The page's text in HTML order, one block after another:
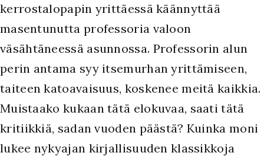
kerrostalopapin yrittäessä käännyttää
masentunutta professoria valoon
väsähtäneessä asunnossa. Professorin alun
perin antama syy itsemurhan yrittämiseen,
taiteen katoavaisuus, koskenee meitä kaikkia.
Muistaako kukaan tätä elokuvaa, saati tätä
kritiikkiä, sadan vuoden päästä? Kuinka moni
lukee nykyajan kirjallisuuden klassikkoja